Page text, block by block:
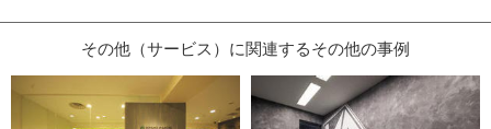
その他（サービス）に関連するその他の事例